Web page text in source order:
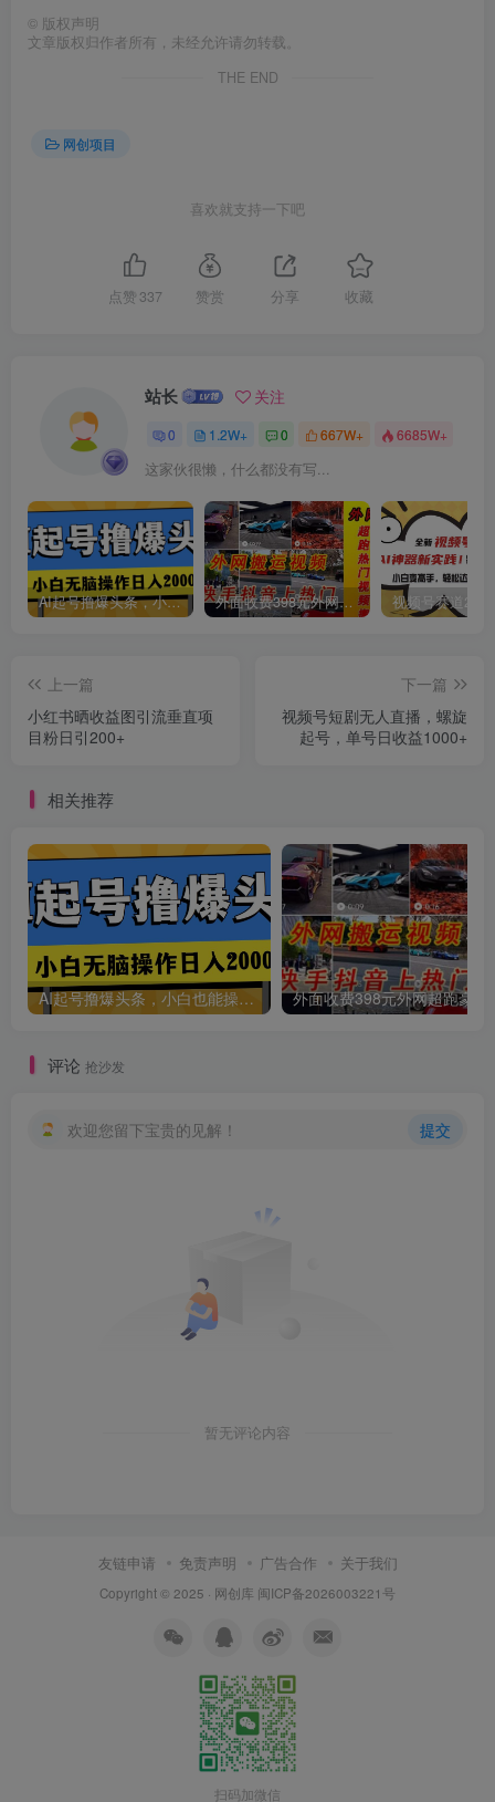
© 版权声明
文章版权归作者所有，未经允许请勿转载。
THE END
网创项目
喜欢就支持一下吧
点赞 337 赞赏 分享 收藏
站长 关注
0 1.2W+ 0 667W+ 6685W+
这家伙很懒，什么都没有写...
AI起号撸爆头条，小白也能操作，日入2000+ 外面收费398元外网超跑豪车汽车视频搬运至快手抖音上热门项目
上一篇
小红书晒收益图引流垂直项
目粉日引200+
下一篇
视频号短剧无人直播，螺旋
起号，单号日收益1000+
相关推荐
AI起号撸爆头条，小白也能操作，日入2000+
评论 抢沙发
欢迎您留下宝贵的见解！ 提交
暂无评论内容
友链申请 免责声明 广告合作 关于我们
Copyright © 2025 · 网创库 闽ICP备2026003221号
扫码加微信